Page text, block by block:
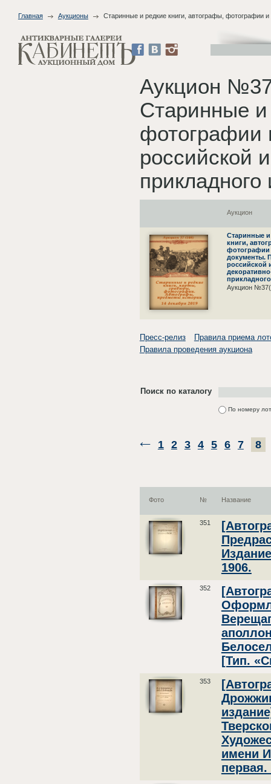
Главная Аукционы Старинные и редкие книги, автографы, фотографии
Аукцион
Старинные и
фотографии
российской
прикладного
Аукцион
Старинные и
книги,
фотографии
документы.
российской
Аукцион
Пресс-релиз
Правила приема
Правила проведения аукциона
Поиск по каталогу
По номеру
1 2 3 4 5 6 7 8
Фото № Название
351
1906.
352
[Тип.
353
имени
первая.